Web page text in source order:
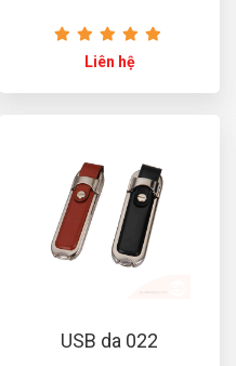
Liên hệ
USB da 022